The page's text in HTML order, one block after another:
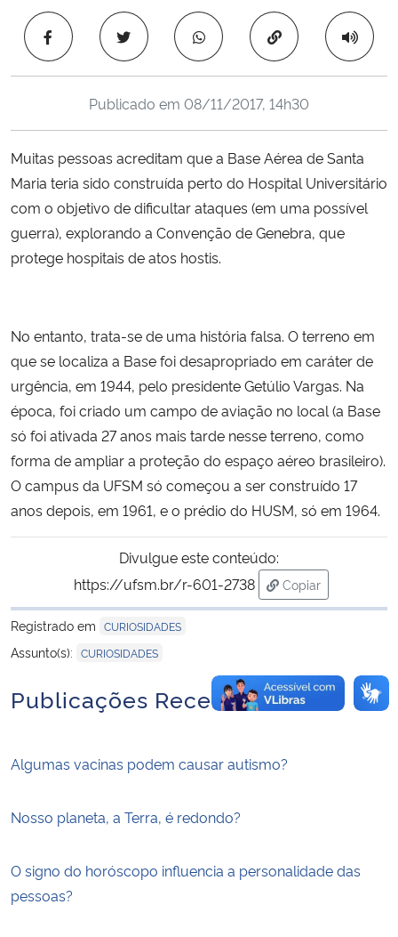
Ministério da Saúde
Ministério de Minas e Energia
Ministério da Ciência, Tecnologia, Inovações e Comunicações
Ministério do Meio Ambiente
Ministério do Turismo
Ministério do Desenvolvimento Regional
Ministério da Mulher, da Família e dos Direitos Humanos
Secretaria-Geral
Secretaria de Governo
Gabinete de Segurança Institucional
Advocacia-Geral da União
Banco Central do Brasil
Planalto
Copiar para área
Publicado em 08/11/2017, 14h30
Muitas pessoas acreditam que a Base Aérea de Santa
Maria teria sido construída perto do Hospital Universitário
com o objetivo de dificultar ataques (em uma possível
guerra), explorando a Convenção de Genebra, que
protege hospitais de atos hostis.
No entanto, trata-se de uma história falsa. O terreno em
que se localiza a Base foi desapropriado em caráter de
urgência, em 1944, pelo presidente Getúlio Vargas. Na
época, foi criado um campo de aviação no local (a Base
só foi ativada 27 anos mais tarde nesse terreno, como
forma de ampliar a proteção do espaço aéreo brasileiro).
O campus da UFSM só começou a ser construído 17
anos depois, em 1961, e o prédio do HUSM, só em 1964.
Divulgue este conteúdo:
https://ufsm.br/r-601-2738
Copiar
para área de
Registrado em CURIOSIDADES
Assunto(s): CURIOSIDADES
Publicações Recentes
Algumas vacinas podem causar autismo?
Nosso planeta, a Terra, é redondo?
O signo do horóscopo influencia a personalidade das
pessoas?